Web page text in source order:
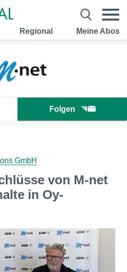
Regional Meine Abos
Folgen
GmbH
von M-net
in Oy-